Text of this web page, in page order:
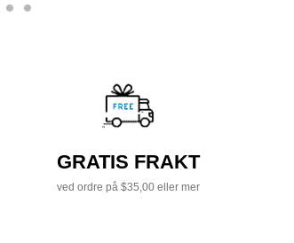
GRATIS FRAKT
ved ordre på $35,00 eller mer